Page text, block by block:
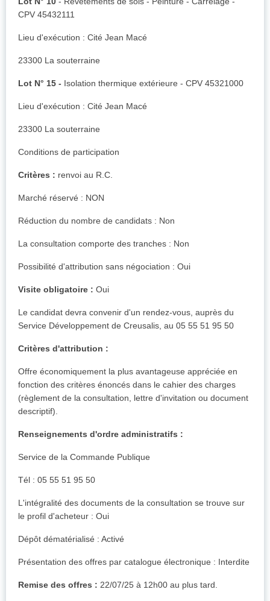
CPV 45432111
Lieu d'exécution : Cité Jean Macé
23300 La souterraine
Lot N° 15 - Isolation thermique extérieure - CPV 45321000
Lieu d'exécution : Cité Jean Macé
23300 La souterraine
Conditions de participation
Critères : renvoi au R.C.
Marché réservé : NON
Réduction du nombre de candidats : Non
La consultation comporte des tranches : Non
Possibilité d'attribution sans négociation : Oui
Visite obligatoire : Oui
Le candidat devra convenir d'un rendez-vous, auprès du
Service Développement de Creusalis, au 05 55 51 95 50
Critères d'attribution :
Offre économiquement la plus avantageuse appréciée en
fonction des critères énoncés dans le cahier des charges
(règlement de la consultation, lettre d'invitation ou document
descriptif).
Renseignements d'ordre administratifs :
Service de la Commande Publique
Tél : 05 55 51 95 50
L'intégralité des documents de la consultation se trouve sur
le profil d'acheteur : Oui
Dépôt dématérialisé : Activé
Présentation des offres par catalogue électronique : Interdite
Remise des offres : 22/07/25 à 12h00 au plus tard.